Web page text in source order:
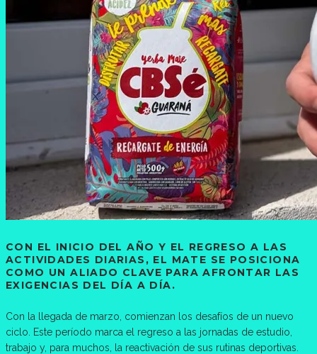
CON EL INICIO DEL AÑO Y EL REGRESO A LAS
ACTIVIDADES DIARIAS, EL MATE SE POSICIONA
COMO UN ALIADO CLAVE PARA AFRONTAR LAS
EXIGENCIAS DEL DÍA A DÍA.
Con la llegada de marzo, comienzan los desafíos de un nuevo
ciclo. Este período marca el regreso a las jornadas de estudio,
trabajo y, para muchos, la reactivación de sus rutinas deportivas.